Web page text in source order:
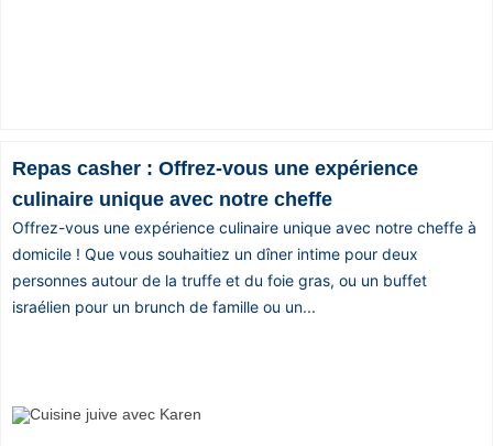
Repas casher : Offrez-vous une expérience
culinaire unique avec notre cheffe
Offrez-vous une expérience culinaire unique avec notre cheffe à
domicile ! Que vous souhaitiez un dîner intime pour deux
personnes autour de la truffe et du foie gras, ou un buffet
israélien pour un brunch de famille ou un...